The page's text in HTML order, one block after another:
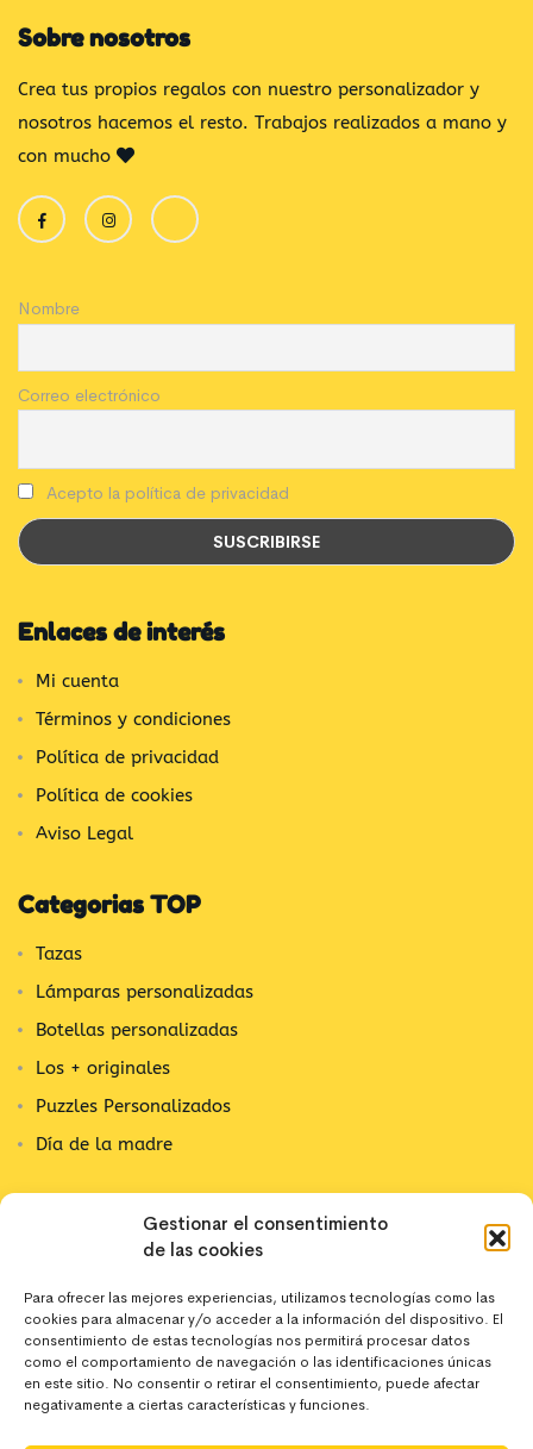
Gestionar el consentimiento
de las cookies
Para ofrecer las mejores experiencias, utilizamos tecnologías como las
cookies para almacenar y/o acceder a la información del dispositivo. El
consentimiento de estas tecnologías nos permitirá procesar datos
como el comportamiento de navegación o las identificaciones únicas
en este sitio. No consentir o retirar el consentimiento, puede afectar
negativamente a ciertas características y funciones.
Sobre nosotros
Crea tus propios regalos con nuestro personalizador y
nosotros hacemos el resto. Trabajos realizados a mano y
con mucho
Nombre
Correo electrónico
Acepto la política de privacidad
Enlaces de interés
Mi cuenta
Términos y condiciones
Política de privacidad
Política de cookies
Aviso Legal
Categorias TOP
Tazas
Lámparas personalizadas
Botellas personalizadas
Los + originales
Puzzles Personalizados
Día de la madre
Contacta con nosotros
C/ Alpujarra, 1
03202 Elx, Alicante
642 10 44 43